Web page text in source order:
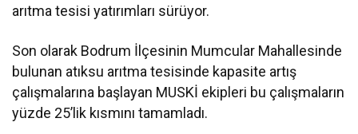
arıtma tesisi yatırımları sürüyor.
Son olarak Bodrum İlçesinin Mumcular Mahallesinde
bulunan atıksu arıtma tesisinde kapasite artış
çalışmalarına başlayan MUSKİ ekipleri bu çalışmaların
yüzde 25’lik kısmını tamamladı.